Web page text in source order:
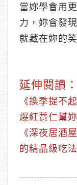
當妳學會用
力，妳會發
就藏在妳的笑
延伸閱讀：
《換季提不
爆紅薏仁幫
《深夜居酒
的精品級吃法